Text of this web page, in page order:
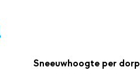
Sneeuwhoogte per dorp